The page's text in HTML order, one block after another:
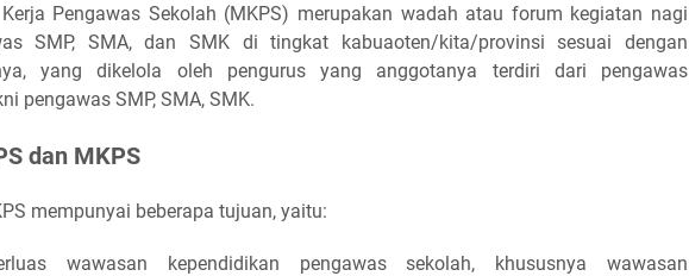
Pengawas Sekolah (MKPS) merupakan wadah atau forum kegiatan nagi
SMP, SMA, dan SMK di tingkat kabuaoten/kita/provinsi sesuai dengan
yang dikelola oleh pengurus yang anggotanya terdiri dari pengawas
pengawas SMP, SMA, SMK.
dan MKPS
mempunyai beberapa tujuan, yaitu:
wawasan kependidikan pengawas sekolah, khususnya wawasan